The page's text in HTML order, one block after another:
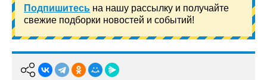
Подпишитесь на нашу рассылку и получайте
свежие подборки новостей и событий!